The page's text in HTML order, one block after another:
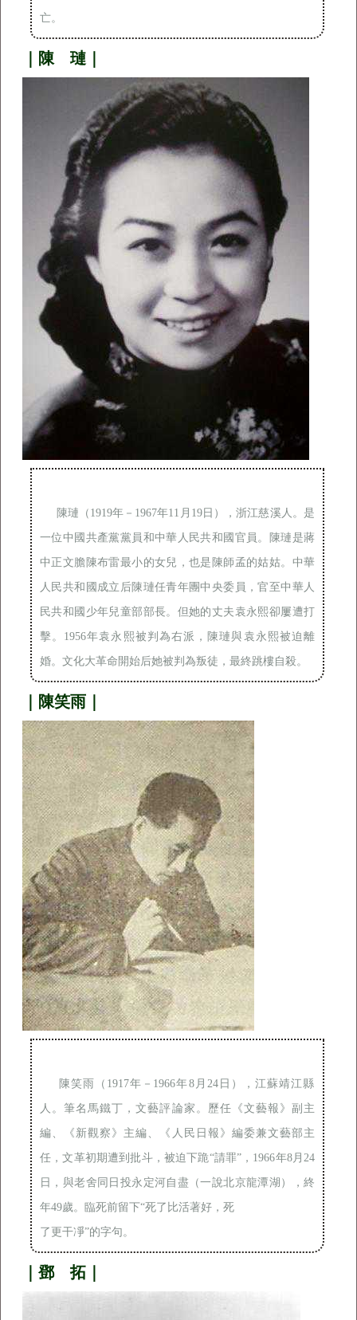
亡。
｜陳 璉｜
陳璉（1919年－1967年11月19日），浙江慈溪人。是
一位中國共產黨黨員和中華人民共和國官員。陳璉是蔣
中正文膽陳布雷最小的女兒，也是陳師孟的姑姑。中華
人民共和國成立后陳璉任青年團中央委員，官至中華人
民共和國少年兒童部部長。但她的丈夫袁永熙卻屢遭打
擊。1956年袁永熙被判為右派，陳璉與袁永熙被迫離
婚。文化大革命開始后她被判為叛徒，最終跳樓自殺。
｜陳笑雨｜
陳笑雨（1917年－1966年8月24日），江蘇靖江縣
人。筆名馬鐵丁，文藝評論家。歷任《文藝報》副主
編、《新觀察》主編、《人民日報》編委兼文藝部主
任，文革初期遭到批斗，被迫下跪“請罪”，1966年8月24
日，與老舍同日投永定河自盡（一說北京龍潭湖），終
年49歲。臨死前留下“死了比活著好，死
了更干凈”的字句。
｜鄧 拓｜